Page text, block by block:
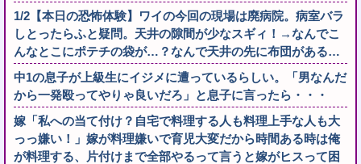
1/2【本日の恐怖体験】ワイの今回の現場は廃病院。病室バラ
しとったらふと疑問。天井の隙間が少なスギィ！→なんでこ
んなとこにポテチの袋が…？なんで天井の先に布団がある…
中1の息子が上級生にイジメに遭っているらしい。「男なんだ
から一発殴ってやりゃ良いだろ」と息子に言ったら・・・
嫁「私への当て付け？自宅で料理する人も料理上手な人も大
っっ嫌い！」嫁が料理嫌いで育児大変だから時間ある時は俺
が料理する、片付けまで全部やるって言うと嫁がヒスって困